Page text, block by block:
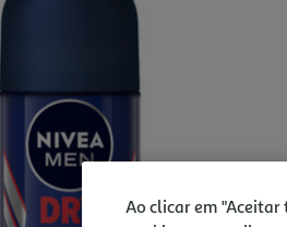
Ao clicar em "Aceitar